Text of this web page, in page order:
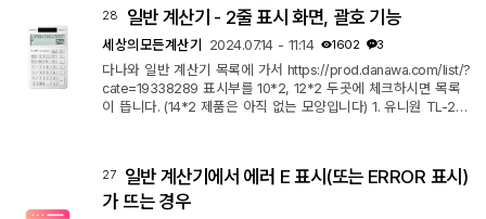
28 일반 계산기 - 2줄 표시 화면, 괄호 기능
세상의모든계산기 2024.07.14 - 11:14 1602 3
다나와 일반 계산기 목록에 가서 https://prod.danawa.com/list/?
cate=19338289 표시부를 10*2, 12*2 두곳에 체크하시면 목록
이 뜹니다. (14*2 제품은 아직 없는 모양입니다) 1. 유니원 TL-25
하니 25,000원대에 검색되네요. 다나와만 일시적으로 그랬나봅
니다. 2. 알파 AIC-601(블랙), AIC-602(화이트) * 입력식 확인 가
27
일반 계산기에서 에러 E 표시(또는 ERROR 표시)
가 뜨는 경우